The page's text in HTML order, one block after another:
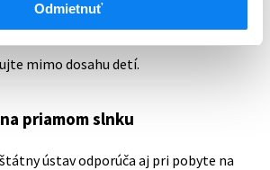
Odmietnuť
dátum exspirácie liekov, obzvlášť
mimo dosahu detí.
priamom slnku
ústav odporúča aj pri pobyte na